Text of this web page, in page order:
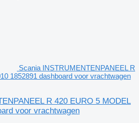
Scania INSTRUMENTENPANEEL R
1852891 dashboard voor vrachtwagen
R 420 EURO 5 MODEL
voor vrachtwagen